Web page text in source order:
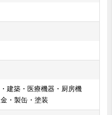
建築・医療機器・厨房機
・製缶・塗装